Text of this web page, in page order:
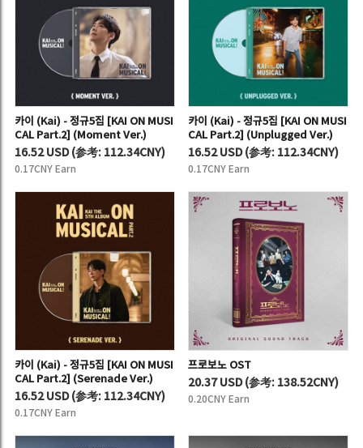
카이 (Kai) - 정규5집 [KAI ON MUSI
CAL Part.2] (Moment Ver.)
16.52 USD(参考: 112.34CNY)
0.17CNY Earn
카이 (Kai) - 정규5집 [KAI ON MUSI
CAL Part.2] (Unplugged Ver.)
16.52 USD(参考: 112.34CNY)
0.17CNY Earn
카이 (Kai) - 정규5집 [KAI ON MUSI
CAL Part.2] (Serenade Ver.)
16.52 USD(参考: 112.34CNY)
0.17CNY Earn
프로보노 OST
20.37 USD(参考: 138.52CNY)
0.20CNY Earn